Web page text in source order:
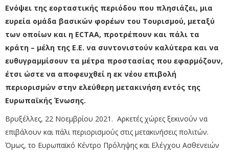
Ενόψει της εορταστικής περιόδου που πλησιάζει, μια
ευρεία ομάδα βασικών φορέων του Τουρισμού, μεταξύ
των οποίων και η ECTAA, προτρέπουν και πάλι τα
κράτη – μέλη της Ε.Ε. να συντονιστούν καλύτερα και να
ευθυγραμμίσουν τα μέτρα προστασίας που εφαρμόζουν,
έτσι ώστε να αποφευχθεί η εκ νέου επιβολή
περιορισμών στην ελεύθερη μετακινήση εντός της
Ευρωπαϊκής Ένωσης.
Βρυξέλλες, 22 Νοεμβρίου 2021. Αρκετές χώρες ξεκινούν να
επιβάλουν και πάλι περιορισμούς στις μετακινήσεις πολιτών.
Όμως, το Ευρωπαϊκό Κέντρο Πρόληψης και Ελέγχου Ασθενειών